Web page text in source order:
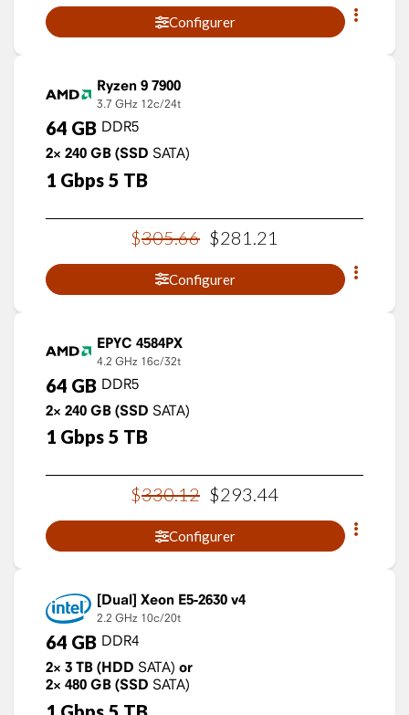
Configurer
Ryzen 9 7900
3.7 GHz 12c/24t
64 GB DDR5
2× 240 GB (SSD SATA)
1 Gbps 5 TB
$305.66 $281 21
Configurer
EPYC 4584PX
4.2 GHz 16c/32t
64 GB DDR5
2× 240 GB (SSD SATA)
1 Gbps 5 TB
$330.12 $293.44
Configurer
Xeon E5-2630 v4
2.2 GHz 10c/20t
64 GB DDR4
2× 3 TB (HDD SATA) or
2× 480 GB (SSD SATA)